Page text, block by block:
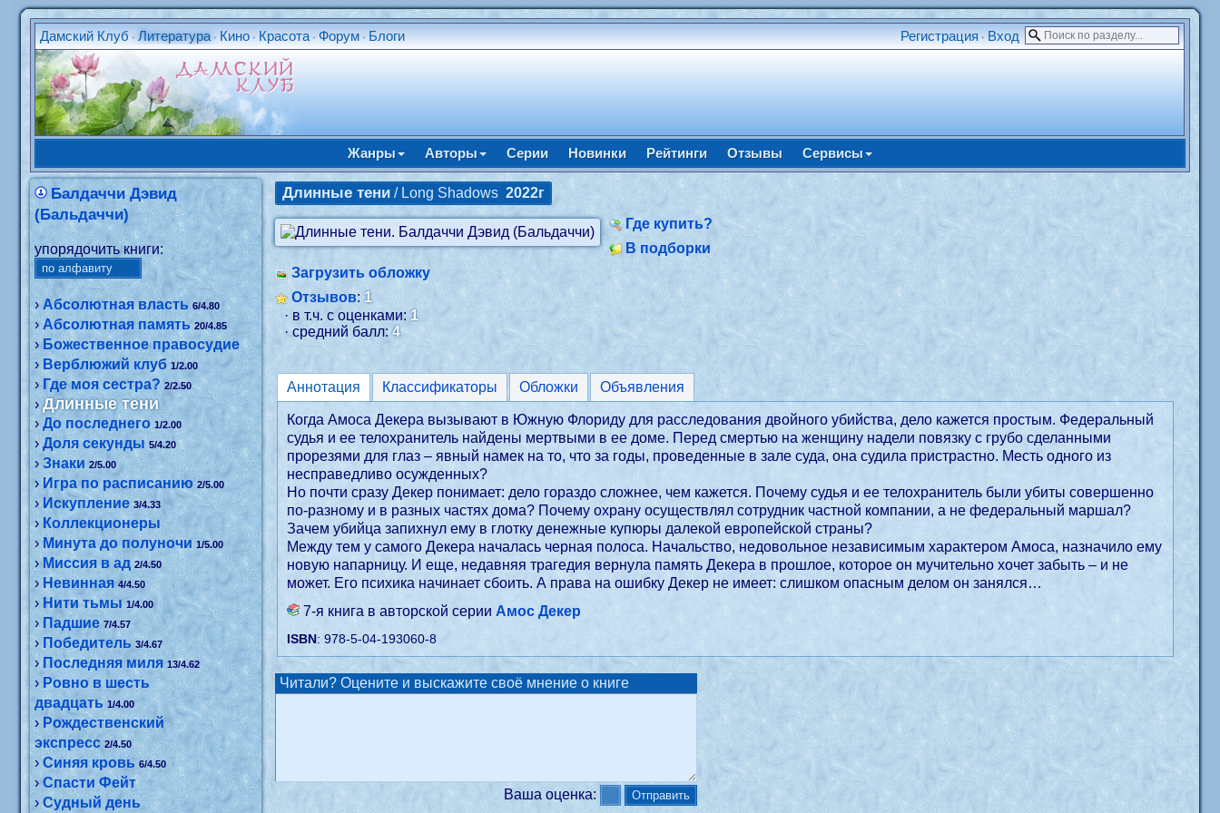
Дамский Клуб •Литература • Кино • Красота •Форум • Блоги Регистрация • Вход
Жанры Авторы Серии Новинки Рейтинги Отзывы Сервисы
Балдаччи Дэвид
(Бальдаччи)
упорядочить книги:
›Абсолютная власть 6/4.80
›Абсолютная память 20/4.85
›Божественное правосудие
› Верблюжий клуб 1/2.00
›Где моя сестра? 2/2.50
›Длинные тени
›До последнего 1/2.00
›Доля секунды 5/4.20
›Знаки 2/5.00
›Игра по расписанию 2/5.00
›Искупление 3/4.33
›Коллекционеры
›Минута до полуночи 1/5.00
›Миссия в ад 2/4.50
›Невинная 4/4.50
›Нити тьмы 1/4.00
› Падшие 7/4.57
›Победитель 3/4.67
›Последняя миля 13/4.62
› Ровно в шесть
двадцать 1/4.00
›Рождественский
экспресс 2/4.50
›Синяя кровь 6/4.50
›Спасти Фейт
›Судный день
Длинные тени / Long Shadows2022г
Где купить?
В подборки
Загрузить обложку
Отзывов:1
· в т.ч. с оценками:1
· средний балл:4
Аннотация Классификаторы Обложки Объявления
Когда Амоса Декера вызывают в Южную Флориду для расследования двойного убийства, дело кажется простым. Федеральный
судья и ее телохранитель найдены мертвыми в ее доме. Перед смертью на женщину надели повязку с грубо сделанными
прорезями для глаз – явный намек на то, что за годы, проведенные в зале суда, она судила пристрастно. Месть одного из
несправедливо осужденных?
Но почти сразу Декер понимает: дело гораздо сложнее, чем кажется. Почему судья и ее телохранитель были убиты совершенно
по-разному и в разных частях дома? Почему охрану осуществлял сотрудник частной компании, а не федеральный маршал?
Зачем убийца запихнул ему в глотку денежные купюры далекой европейской страны?
Между тем у самого Декера началась черная полоса. Начальство, недовольное независимым характером Амоса, назначило ему
новую напарницу. И еще, недавняя трагедия вернула память Декера в прошлое, которое он мучительно хочет забыть – и не
может. Его психика начинает сбоить. А права на ошибку Декер не имеет: слишком опасным делом он занялся…
7-я книга в авторской серииАмос Декер
ISBN: 978-5-04-193060-8
Читали? Оцените и выскажите своё мнение о книге
Ваша оценка: